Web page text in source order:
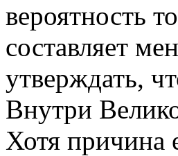
вероятность
составляет
утверждать,
Внутри
Хотя причина